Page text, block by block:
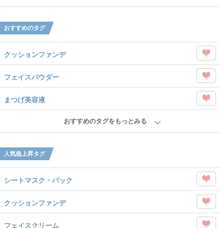
Like
おすすめのタグ
クッションファンデ
この
タグ
を
Like
フェイスパウダー
この
タグ
Like
まつげ美容液
この
おすすめのタグをもっとみる
人気急上昇タグ
シートマスク・パック
この
タグ
を
クッションファンデ
この
フェイスクリーム